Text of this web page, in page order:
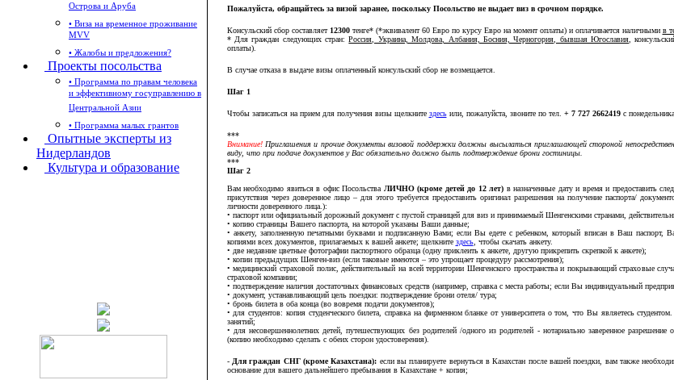
Острова и Аруба
• Виза на временное проживание
MVV
• Жалобы и предложения?
Проекты посольства
• Программа по правам человека
и эффективному госуправлению в
Центральной Азии
• Программа малых грантов
Опытные эксперты из
Нидерландов
Культура и образование
Пожалуйста, обращайтесь за визой заранее, поскольку Посольство не выдает виз в срочном порядке.
Консульский сбор составляет 12300тенге* (*эквивалент 60 Евро по курсу Евро на момент оплаты) и оплачивается наличными в
* Для граждан следующих стран:Россия, Украина, Молдова, Албания, Босния, Черногория, бывшая Югославия ,
оплаты).
В случае отказа в выдаче визы оплаченный консульский сбор не возмещается.
Шаг 1
Чтобы записаться на прием для получения визы щелкните здесьили, пожалуйста, звоните по тел. + 7 727 2662419c
***
Внимание!Приглашения и прочие документы визовой поддержки должны высылаться приглашающей стороной
виду, что при подаче документов у Вас обязательно должно быть подтверждение брони гостиницы.
***
Шаг 2
Вам необходимо явиться в офис Посольства ЛИЧНО (кроме детей до 12 лет) в назначенные дату и время и предоставить
присутствия через доверенное лицо – для этого требуется предоставить оригинал разрешения на получение паспорта/
личности доверенного лица.):
• паспорт или официальный дорожный документ с пустой страницей для виз и принимаемый Шенгенскими странами,
• копию страницы Вашего паспорта, на которой указаны Ваши данные;
• анкету, заполненную печатными буквами и подписанную Вами; если Вы едете с ребенком, который вписан в Ваш паспорт,
копиями всех документов, прилагаемых к вашей анкете; щелкните здесь, чтобы скачать анкету.
• две недавние цветные фотографии паспортного образца (одну приклеить к анкете, другую прикрепить скрепкой к анкете);
• копии предыдущих Шенген-виз (если таковые имеются – это упрощает процедуру рассмотрения);
• медицинский страховой полис, действительный на всей территории Шенгенского пространства и покрывающий страховые
страховой компании;
• подтверждение наличия достаточных финансовых средств (например, справка с места работы; если Вы индивидуальный
• документ, устанавливающий цель поездки: подтверждение брони отеля/ тура;
• бронь билета в оба конца (во вовремя подачи документов);
• для студентов: копия студенческого билета, справка на фирменном бланке от университета о том, что Вы являетесь
занятий;
• для несовершеннолетних детей, путешествующих без родителей /одного из родителей - нотариально заверенное
(копию необходимо сделать с обеих сторон удостоверения).
- Для гpаждан СНГ (кроме Казахстана): если вы планируете вернуться в Казахстан после вашей поездки, вам также
основание для вашего дальнейшего пребывания в Казахстане + копия;